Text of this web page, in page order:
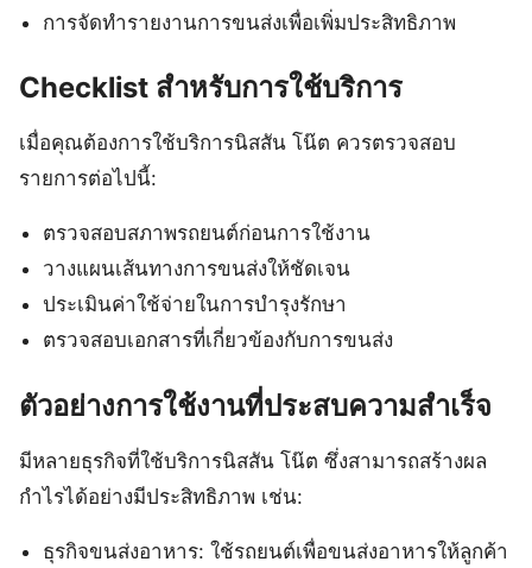
การจัดทำรายงานการขนส่งเพื่อเพิ่มประสิทธิภาพ
Checklist สำหรับการใช้บริการ
เมื่อคุณต้องการใช้บริการนิสสัน โน๊ต ควรตรวจสอบ
รายการต่อไปนี้:
ตรวจสอบสภาพรถยนต์ก่อนการใช้งาน
วางแผนเส้นทางการขนส่งให้ชัดเจน
ประเมินค่าใช้จ่ายในการบำรุงรักษา
ตรวจสอบเอกสารที่เกี่ยวข้องกับการขนส่ง
ตัวอย่างการใช้งานที่ประสบความสำเร็จ
มีหลายธุรกิจที่ใช้บริการนิสสัน โน๊ต ซึ่งสามารถสร้างผล
กำไรได้อย่างมีประสิทธิภาพ เช่น:
ธุรกิจขนส่งอาหาร: ใช้รถยนต์เพื่อขนส่งอาหารให้ลูกค้า